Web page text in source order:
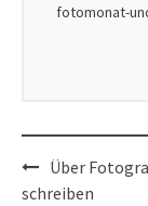
fotomonat-
Post
navigation
Über
schreiben